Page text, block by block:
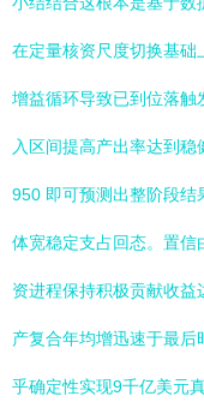
在定量核资尺度切换基
增益循环导致已到位落
入区间提高产出率达到
950 即可预测出整阶段结
体宽稳定支占回态。置
资进程保持积极贡献收
产复合年均增迅速于最
乎确定性实现9千亿美元